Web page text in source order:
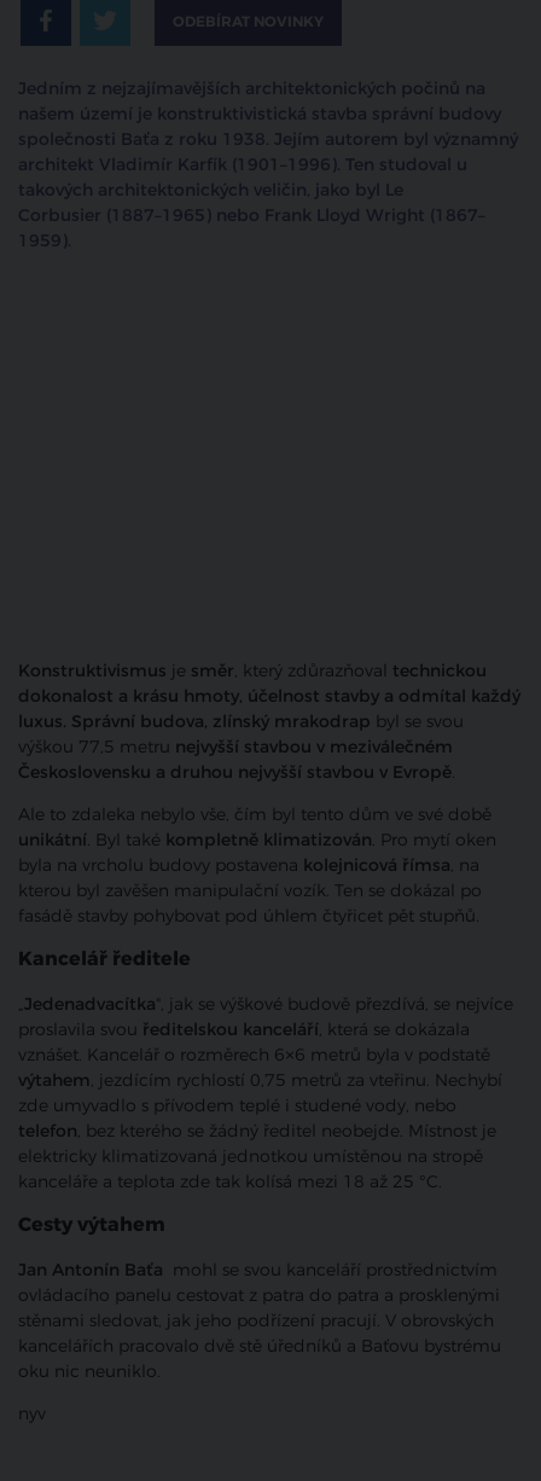
ODEBÍRAT NOVINKY
Jedním z nejzajímavějších architektonických počinů na
našem území je konstruktivistická stavba správní budovy
společnosti Baťa z roku 1938. Jejím autorem byl významný
architekt Vladimír Karfík (1901–1996). Ten studoval u
takových architektonických veličin, jako byl Le
Corbusier (1887–1965) nebo Frank Lloyd Wright (1867–
1959).
Konstruktivismus je směr, který zdůrazňoval technickou
dokonalost a krásu hmoty, účelnost stavby a odmítal každý
luxus. Správní budova, zlínský mrakodrap byl se svou
výškou 77,5 metru nejvyšší stavbou v meziválečném
Československu a druhou nejvyšší stavbou v Evropě.
Ale to zdaleka nebylo vše, čím byl tento dům ve své době
unikátní. Byl také kompletně klimatizován. Pro mytí oken
byla na vrcholu budovy postavena kolejnicová římsa, na
kterou byl zavěšen manipulační vozík. Ten se dokázal po
fasádě stavby pohybovat pod úhlem čtyřicet pět stupňů.
Kancelář ředitele
„Jedenadvacítka ", jak se výškové budově přezdívá, se nejvíce
proslavila svou ředitelskou kanceláří, která se dokázala
vznášet. Kancelář o rozměrech 6×6 metrů byla v podstatě
výtahem, jezdícím rychlostí 0,75 metrů za vteřinu. Nechybí
zde umyvadlo s přívodem teplé i studené vody, nebo
telefon, bez kterého se žádný ředitel neobejde. Místnost je
elektricky klimatizovaná jednotkou umístěnou na stropě
kanceláře a teplota zde tak kolísá mezi 18 až 25 °C.
Cesty výtahem
Jan Antonín Baťa mohl se svou kanceláří prostřednictvím
ovládacího panelu cestovat z patra do patra a prosklenými
stěnami sledovat, jak jeho podřízení pracují. V obrovských
kancelářích pracovalo dvě stě úředníků a Baťovu bystrému
oku nic neuniklo.
nyv